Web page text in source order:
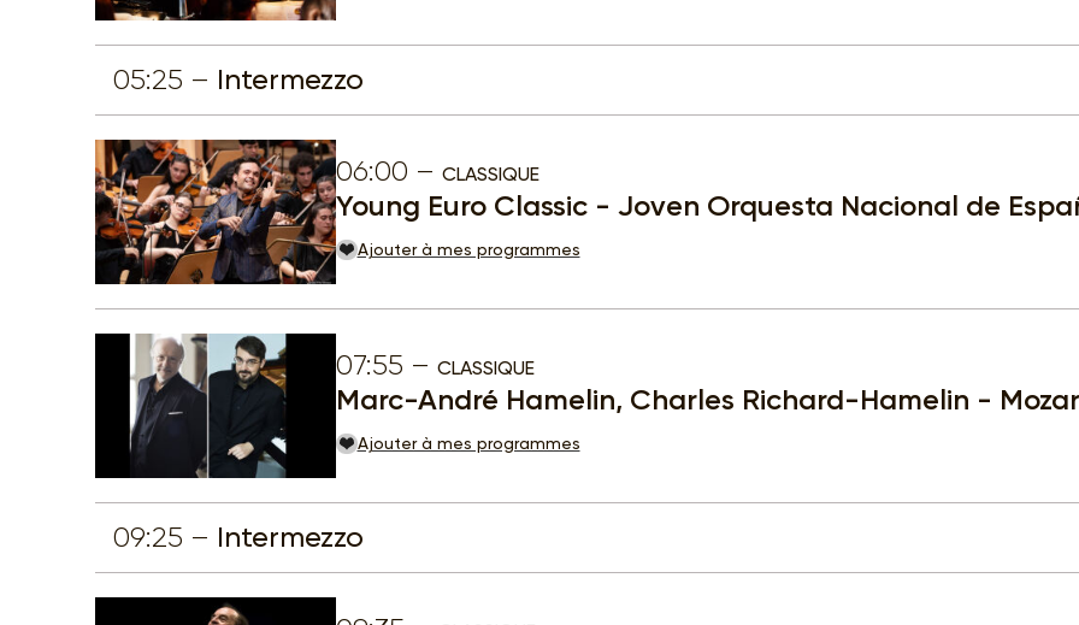
05:25 Intermezzo
06:00 CLASSIQUE
Young Euro Classic - Joven Orquesta Nacional de
Ajouter à mes programmes
07:55 CLASSIQUE
Marc-André Hamelin, Charles Richard-Hamelin -
Ajouter à mes programmes
09:25 Intermezzo